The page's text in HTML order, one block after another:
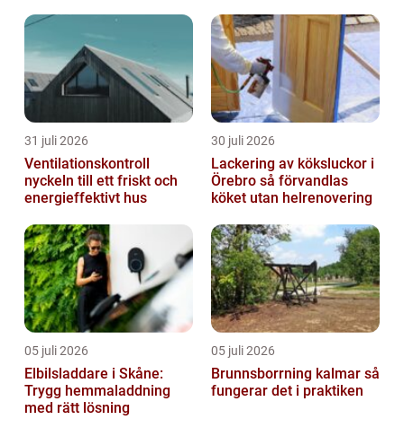
31 juli 2026
Ventilationskontroll
nyckeln till ett friskt och
energieffektivt hus
30 juli 2026
Lackering av köksluckor i
Örebro så förvandlas
köket utan helrenovering
05 juli 2026
Elbilsladdare i Skåne:
Trygg hemmaladdning
med rätt lösning
05 juli 2026
Brunnsborrning kalmar så
fungerar det i praktiken